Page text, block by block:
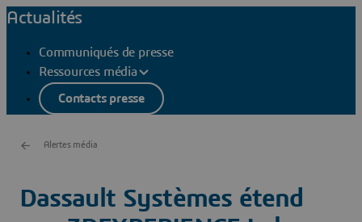
Actualités
Communiqués de presse
Ressources média
Contacts presse
Alertes média
Dassault Systèmes étend